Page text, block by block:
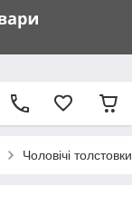
Чоловічі толстовки